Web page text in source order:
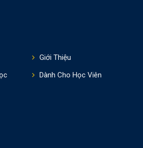
Giới Thiệu
Dành Cho Học Viên